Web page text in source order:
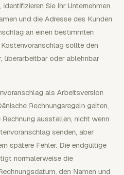
Sie Ihr Unternehmen
und die Adresse des Kunden
an einen bestimmten
sollte den
überarbeitbar oder ablehnbar
als Arbeitsversion
Rechnungsregeln gelten,
ausstellen, nicht wenn
senden, aber
spätere Fehler. Die endgültige
normalerweise die
den Namen und